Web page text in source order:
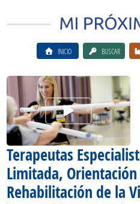
INICIO BUSCAR
Terapeutas
Limitada,
Rehabilitación de la
Ver el vίdeo